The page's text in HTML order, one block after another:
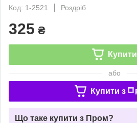
Код: 1-2521
Роздріб
325 ₴
Купити
або
Купити з
Що таке купити з Пром?